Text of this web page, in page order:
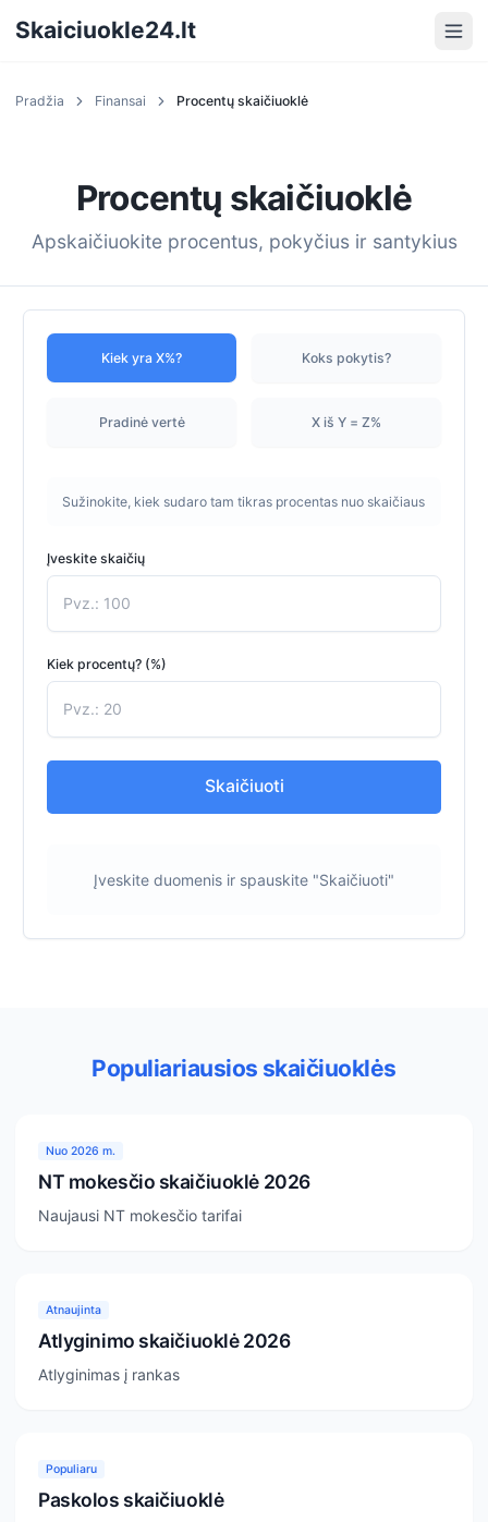
Skaiciuokle24.lt
Pradžia Finansai Procentų skaičiuoklė
Procentų skaičiuoklė
Apskaičiuokite procentus, pokyčius ir santykius
Kiek yra X%? Koks pokytis?
Pradinė vertė X iš Y = Z%
Sužinokite, kiek sudaro tam tikras procentas nuo skaičiaus
Įveskite skaičių
Kiek procentų? (%)
Skaičiuoti
Įveskite duomenis ir spauskite "Skaičiuoti"
Populiariausios skaičiuoklės
Nuo 2026 m.
NT mokesčio skaičiuoklė 2026
Naujausi NT mokesčio tarifai
Atnaujinta
Atlyginimo skaičiuoklė 2026
Atlyginimas į rankas
Populiaru
Paskolos skaičiuoklė